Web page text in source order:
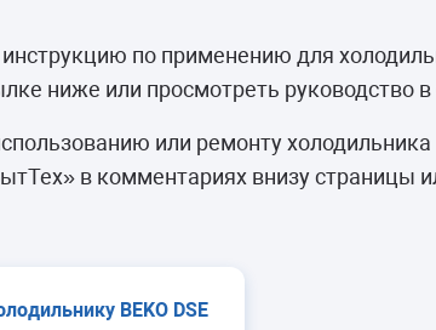
по применению для
ниже или просмотреть руководство в
или ремонту холодильника
в комментариях внизу страницы
BEKO DSE